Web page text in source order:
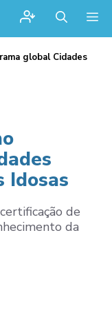
global Cidades
Idosas
de
da